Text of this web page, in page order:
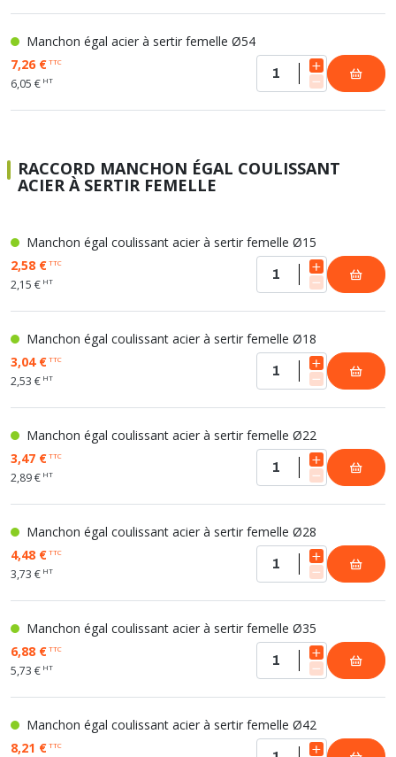
Manchon égal acier à sertir femelle Ø54
7,26 €TTC
6,05 € HT
RACCORD MANCHON ÉGAL COULISSANT
ACIER À SERTIR FEMELLE
Manchon égal coulissant acier à sertir femelle Ø15
2,58 €TTC
2,15 € HT
Manchon égal coulissant acier à sertir femelle Ø18
3,04 €TTC
2,53 € HT
Manchon égal coulissant acier à sertir femelle Ø22
3,47 €TTC
2,89 € HT
Manchon égal coulissant acier à sertir femelle Ø28
4,48 €TTC
3,73 € HT
Manchon égal coulissant acier à sertir femelle Ø35
6,88 €TTC
5,73 € HT
Manchon égal coulissant acier à sertir femelle Ø42
8,21 €TTC